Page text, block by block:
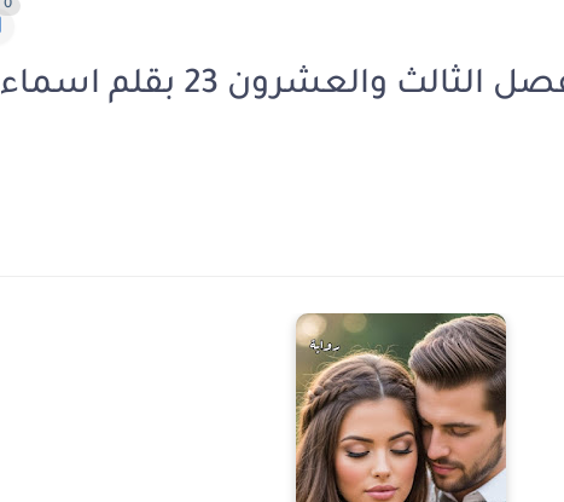
0
رواية غرام العيسي الفصل الثالث والعشرون 23 بقلم اسماء